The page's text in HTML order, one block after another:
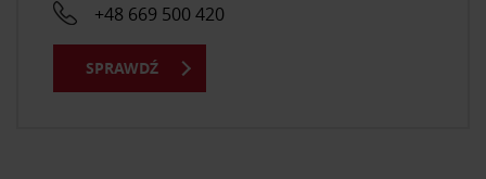
+48 669 500 420
SPRAWDŹ